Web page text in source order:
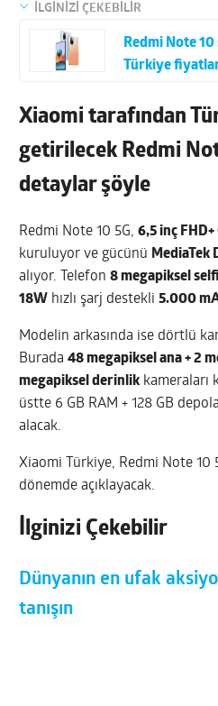
İLGİNİZİ ÇEKEBİLİR
Redmi Note
Türkiye
Xiaomi tarafından
getirilecek Redmi
detaylar şöyle
Redmi Note 10 5G,6,5 inç
kuruluyor ve gücünü MediaTek
alıyor. Telefon8 megapiksel
18W hızlı şarj destekli5.000
Modelin arkasında ise dörtlü
Burada48 megapiksel ana + 2
megapiksel derinlik kameraları
üstte 6 GB RAM + 128 GB
alacak.
Xiaomi Türkiye, Redmi Note 10
dönemde açıklayacak.
İlginizi Çekebilir
Dünyanın en ufak
tanışın